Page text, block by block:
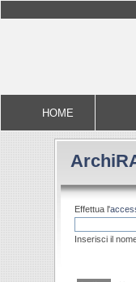
HOME
Effettua l'
Inserisci il